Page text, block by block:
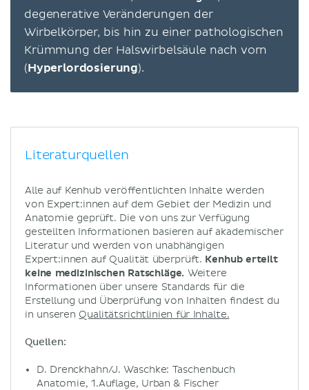
degenerative Veränderungen der
Wirbelkörper, bis hin zu einer pathologischen
Krümmung der Halswirbelsäule nach vorn
(Hyperlordosierung).
Literaturquellen
Alle auf Kenhub veröffentlichten Inhalte werden
von Expert:innen auf dem Gebiet der Medizin und
Anatomie geprüft. Die von uns zur Verfügung
gestellten Informationen basieren auf akademischer
Literatur und werden von unabhängigen
Expert:innen auf Qualität überprüft. Kenhub erteilt
keine medizinischen Ratschläge. Weitere
Informationen über unsere Standards für die
Erstellung und Überprüfung von Inhalten findest du
in unseren Qualitätsrichtlinien für Inhalte.
Quellen:
D. Drenckhahn/J. Waschke: Taschenbuch
Anatomie, 1.Auflage, Urban & Fischer